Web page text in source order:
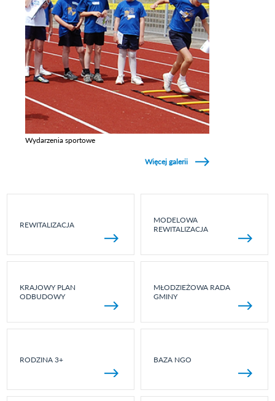
Wydarzenia sportowe
Więcej galerii
REWITALIZACJA
MODELOWA
REWITALIZACJA
KRAJOWY PLAN
ODBUDOWY
MŁODZIEŻOWA RADA
GMINY
RODZINA 3+ BAZA NGO